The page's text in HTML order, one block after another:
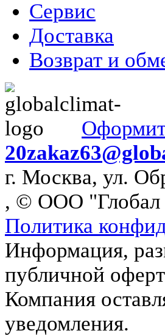
Сервис
Доставка
Возврат и
20
г. Москва, ул.
, © ООО "Глобал
Политика
Информация,
публичной
Компания
уведомления.